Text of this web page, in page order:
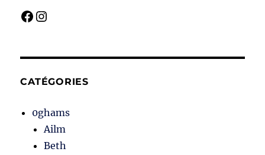
Facebook
Instagram
CATÉGORIES
0ghams
Ailm
Beth